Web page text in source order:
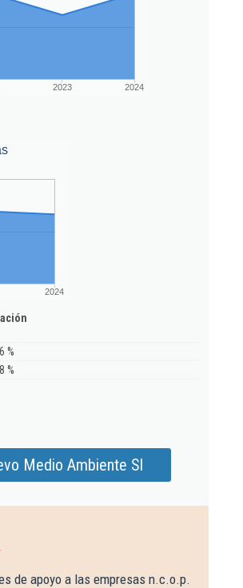
2023 2024
2024
%
%
Medio Ambiente Sl
de apoyo a las empresas n.c.o.p.